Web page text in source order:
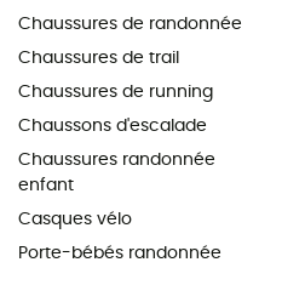
Chaussures de randonnée
Chaussures de trail
Chaussures de running
Chaussons d'escalade
Chaussures randonnée
enfant
Casques vélo
Porte-bébés randonnée